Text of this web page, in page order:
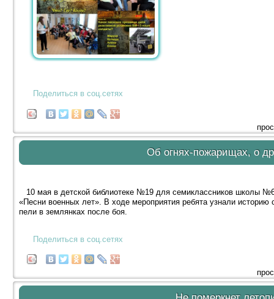
Поделиться в соц.сетях
Об огнях-пожарищах, о
10 мая в детской библиотеке №19 для семиклассников школы
«Песни военных лет». В ходе мероприятия ребята узнали
пели в землянках после боя.
Поделиться в соц.сетях